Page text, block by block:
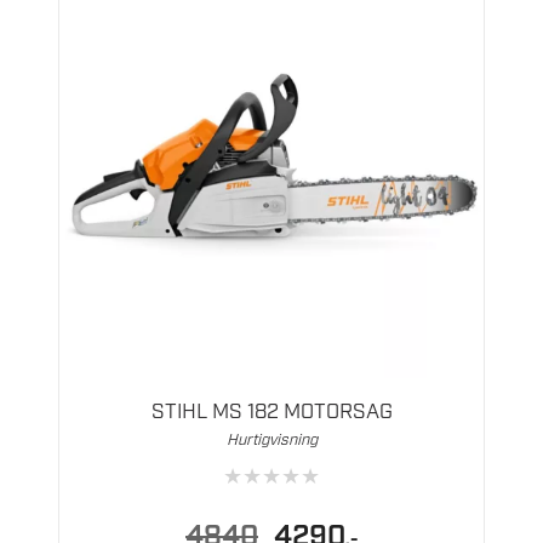
STIHL MS 182 MOTORSAG
Hurtigvisning
★★★★★
Opprinnelig